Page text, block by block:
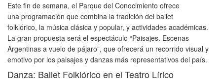
Este fin de semana, el Parque del Conocimiento ofrece
una programación que combina la tradición del ballet
folklórico, la música clásica y popular, y actividades académicas.
La gran propuesta será el espectáculo “Paisajes. Escenas
Argentinas a vuelo de pájaro”, que ofrecerá un recorrido visual y
emotivo por los paisajes y danzas más representativos del país.
Danza: Ballet Folklórico en el Teatro Lírico